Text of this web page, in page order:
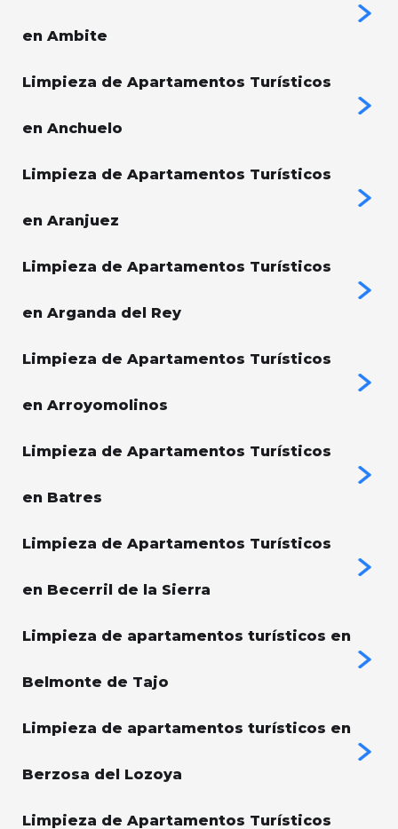
en Ambite
Limpieza de Apartamentos Turísticos
en Anchuelo
Limpieza de Apartamentos Turísticos
en Aranjuez
Limpieza de Apartamentos Turísticos
en Arganda del Rey
Limpieza de Apartamentos Turísticos
en Arroyomolinos
Limpieza de Apartamentos Turísticos
en Batres
Limpieza de Apartamentos Turísticos
en Becerril de la Sierra
Limpieza de apartamentos turísticos en
Belmonte de Tajo
Limpieza de apartamentos turísticos en
Berzosa del Lozoya
Limpieza de Apartamentos Turísticos